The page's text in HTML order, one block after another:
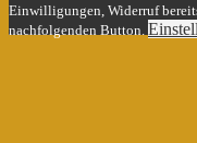
Einwilligungen, Widerruf
nachfolgenden Button.